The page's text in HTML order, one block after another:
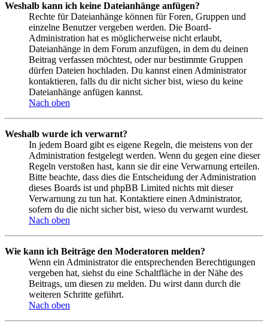
Weshalb kann ich keine Dateianhänge anfügen?
Rechte für Dateianhänge können für Foren, Gruppen und
einzelne Benutzer vergeben werden. Die Board-
Administration hat es möglicherweise nicht erlaubt,
Dateianhänge in dem Forum anzufügen, in dem du deinen
Beitrag verfassen möchtest, oder nur bestimmte Gruppen
dürfen Dateien hochladen. Du kannst einen Administrator
kontaktieren, falls du dir nicht sicher bist, wieso du keine
Dateianhänge anfügen kannst.
Nach oben
Weshalb wurde ich verwarnt?
In jedem Board gibt es eigene Regeln, die meistens von der
Administration festgelegt werden. Wenn du gegen eine dieser
Regeln verstoßen hast, kann sie dir eine Verwarnung erteilen.
Bitte beachte, dass dies die Entscheidung der Administration
dieses Boards ist und phpBB Limited nichts mit dieser
Verwarnung zu tun hat. Kontaktiere einen Administrator,
sofern du die nicht sicher bist, wieso du verwarnt wurdest.
Nach oben
Wie kann ich Beiträge den Moderatoren melden?
Wenn ein Administrator die entsprechenden Berechtigungen
vergeben hat, siehst du eine Schaltfläche in der Nähe des
Beitrags, um diesen zu melden. Du wirst dann durch die
weiteren Schritte geführt.
Nach oben